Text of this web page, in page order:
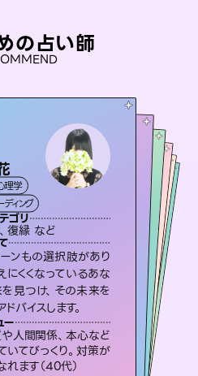
の占い師
理学
ディング
ゴリ
復縁 など
ンもの選択肢があり
にくくなっているあな
見つけ、その未来を
バイスします。
ー
人間関係、本心など
いてびっくり。対策が
ます（40代）
-iris-
タロット
カテゴリ
想い、二人の未来 など
いて
不倫の行方、同性愛や片
係や借金問題まで知りた
負担になっていることを
そっと押して導きます。
ビュー
言い切ってくれる所や濁
おかげで、毎回自分の気
れます（30代 男性）
スト理恵
オーラ
ュアル・リーディング
相談カテゴリ
二人の未来、年の差 など
について
、復縁、成就などの報告実績
ラピストとして2万超の施術経
からこそできる鑑定で、より良
サポートします。
レビュー
まる鑑定でした。しかもこち
っていないのに視えていらっ
なと驚きです（30代女性）
源珠羽 とうげんみう
霊視・オーラ
スピリチュアル・リーディング
得意な相談カテゴリ
い、あの人の気持ち、復縁 など
い師について
「曖昧な関係」の相談を得意としており、友達以上恋人未満なお相手との今後や本音を丁寧に読み解き恋愛成就へと導きます。
ザーレビュー
いただいてアドバイス通りに行
仲が復活してきました。ありが
いました（40代 女性）
おう 霊感オラクル
霊視・オーラ
オラクルカード
得意な相談カテゴリ
恋愛総合、あの人の気持ち など
占い師について
霊視×オラクルカードを使って「今」と
「未来」そして「気になるあの人の気持
ち」まで丁寧に読み解き、恋や人生のヒ
を優しく引き出します。
ユーザーレビュー
な気持ちが嘘みたいに晴れまし
よく視えていらっしゃるんだなと
した（40代 女性）
彗望（すいぼう
霊視・オーラ
スピリチュアル・リーディング
得意な相談カテゴリ
片想い、あの人の気持ち、復縁 など
占い師について
3,700年以上の歴史を持つ東洋最古の
占術「易占」で詳細まで占い、幸せへ向
かう道筋を示します。厳しい結果にも具
的な対策をお伝えします。
ユーザーレビュー
な背景もしっかり聞いて鑑定して
だけました。気持ちが楽になりまし
50代 女性）